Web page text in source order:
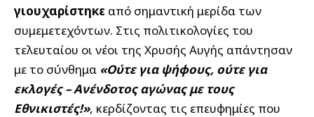
γιουχαρίστηκε από σημαντική μερίδα των
συμεμετεχόντων. Στις πολιτικολογίες του
τελευταίου οι νέοι της Χρυσής Αυγής απάντησαν
με το σύνθημα «Ούτε για ψήφους, ούτε για
εκλογές – Ανένδοτος αγώνας με τους
Εθνικιστές!», κερδίζοντας τις επευφημίες που